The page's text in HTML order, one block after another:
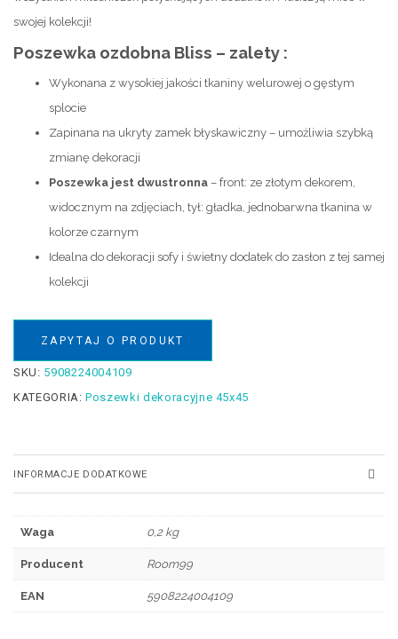
swojej kolekcji!
Poszewka ozdobna Bliss – zalety :
Wykonana z wysokiej jakości tkaniny welurowej o gęstym
splocie
Zapinana na ukryty zamek błyskawiczny – umożliwia szybką
zmianę dekoracji
Poszewka jest dwustronna – front: ze złotym dekorem,
widocznym na zdjęciach, tył: gładka, jednobarwna tkanina w
kolorze czarnym
Idealna do dekoracji sofy i świetny dodatek do zasłon z tej samej
kolekcji
ZAPYTAJ O PRODUKT
SKU: 5908224004109
KATEGORIA:Poszewki dekoracyjne 45x45
INFORMACJE DODATKOWE
Waga 0,2 kg
Producent Room99
EAN 5908224004109